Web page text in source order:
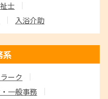
士
入浴介助
系
ーク
一般事務